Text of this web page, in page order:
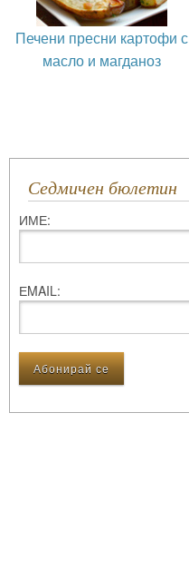
Печени пресни картофи с
масло и магданоз
Седмичен бюлетин
ИМЕ:
ЕMAIL: